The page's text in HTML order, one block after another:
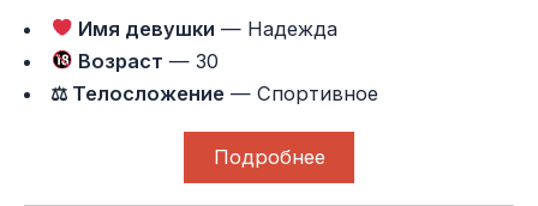
Имя девушки — Надежда
Возраст — 30
⚖ Телосложение — Спортивное
Подробнее